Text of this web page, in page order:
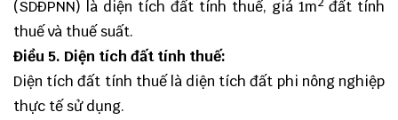
(SDĐPNN) là diện tích đất tính thuế, giá 1m
đất tính
thuế và thuế suất.
Điều 5. Diện tích đất tính thuế:
Diện tích đất tính thuế là diện tích đất phi nông nghiệp
thực tế sử dụng.